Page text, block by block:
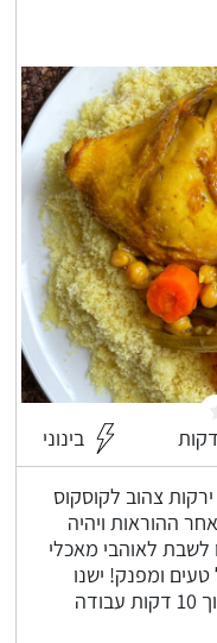
בינוני
צהוב לקוסקוס
ההוראות ויהיה
לאוהבי מאכלי
ומפנק! ישנו
מתכון איך להכין קוסקוס במיקרוגל תוך 10 דקות עבודה